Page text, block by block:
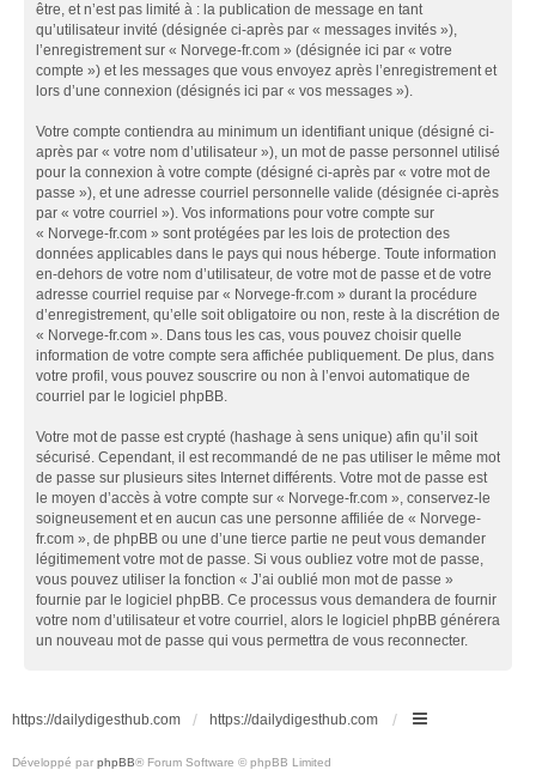
être, et n’est pas limité à : la publication de message en tant
qu’utilisateur invité (désignée ci-après par « messages invités »),
l’enregistrement sur « Norvege-fr.com » (désignée ici par « votre
compte ») et les messages que vous envoyez après l’enregistrement et
lors d’une connexion (désignés ici par « vos messages »).
Votre compte contiendra au minimum un identifiant unique (désigné ci-
après par « votre nom d’utilisateur »), un mot de passe personnel utilisé
pour la connexion à votre compte (désigné ci-après par « votre mot de
passe »), et une adresse courriel personnelle valide (désignée ci-après
par « votre courriel »). Vos informations pour votre compte sur
« Norvege-fr.com » sont protégées par les lois de protection des
données applicables dans le pays qui nous héberge. Toute information
en-dehors de votre nom d’utilisateur, de votre mot de passe et de votre
adresse courriel requise par « Norvege-fr.com » durant la procédure
d’enregistrement, qu’elle soit obligatoire ou non, reste à la discrétion de
« Norvege-fr.com ». Dans tous les cas, vous pouvez choisir quelle
information de votre compte sera affichée publiquement. De plus, dans
votre profil, vous pouvez souscrire ou non à l’envoi automatique de
courriel par le logiciel phpBB.
Votre mot de passe est crypté (hashage à sens unique) afin qu’il soit
sécurisé. Cependant, il est recommandé de ne pas utiliser le même mot
de passe sur plusieurs sites Internet différents. Votre mot de passe est
le moyen d’accès à votre compte sur « Norvege-fr.com », conservez-le
soigneusement et en aucun cas une personne affiliée de « Norvege-
fr.com », de phpBB ou une d’une tierce partie ne peut vous demander
légitimement votre mot de passe. Si vous oubliez votre mot de passe,
vous pouvez utiliser la fonction « J’ai oublié mon mot de passe »
fournie par le logiciel phpBB. Ce processus vous demandera de fournir
votre nom d’utilisateur et votre courriel, alors le logiciel phpBB générera
un nouveau mot de passe qui vous permettra de vous reconnecter.
https://dailydigesthub.com https://dailydigesthub.com
Développé par phpBB® Forum Software © phpBB Limited